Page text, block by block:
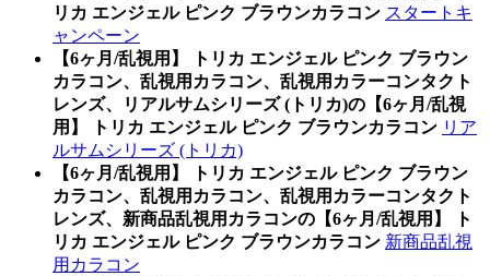
リカ エンジェル ピンク ブラウンカラコン スタートキ
ャンペーン
【6ヶ月/乱視用】 トリカ エンジェル ピンク ブラウン
カラコン、乱視用カラコン、乱視用カラーコンタクト
レンズ、リアルサムシリーズ (トリカ)の【6ヶ月/乱視
用】 トリカ エンジェル ピンク ブラウンカラコン リア
ルサムシリーズ (トリカ)
【6ヶ月/乱視用】 トリカ エンジェル ピンク ブラウン
カラコン、乱視用カラコン、乱視用カラーコンタクト
レンズ、新商品乱視用カラコンの【6ヶ月/乱視用】 ト
リカ エンジェル ピンク ブラウンカラコン 新商品乱視
用カラコン